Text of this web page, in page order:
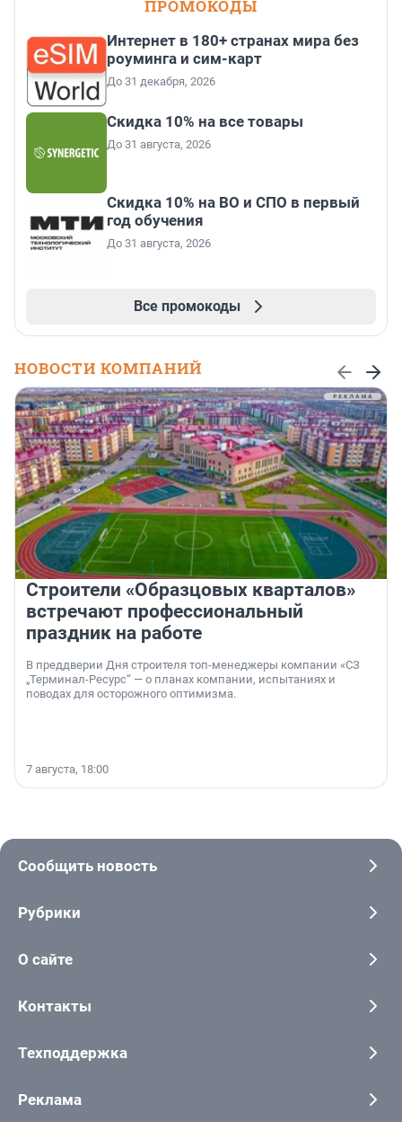
ПРОМОКОДЫ
Интернет в 180+ странах мира без
роуминга и сим-карт
До 31 декабря, 2026
Скидка 10% на все товары
До 31 августа, 2026
Скидка 10% на ВО и СПО в первый
год обучения
До 31 августа, 2026
Все промокоды
НОВОСТИ КОМПАНИЙ
Строители «Образцовых кварталов»
встречают профессиональный
праздник на работе
В преддверии Дня строителя топ-менеджеры компании «СЗ
„Терминал-Ресурс“ — о планах компании, испытаниях и
поводах для осторожного оптимизма.
7 августа, 18:00
Сообщить новость
Рубрики
О сайте
Контакты
Техподдержка
Реклама